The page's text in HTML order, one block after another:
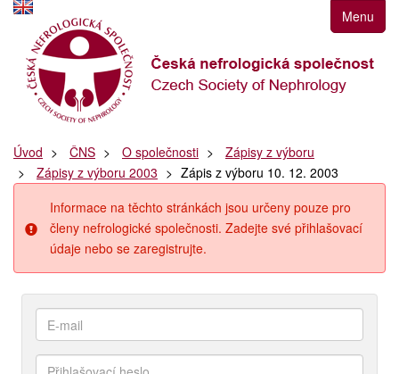
k
navigaci
Přejít
obsah
k
postrannímu
Klávesové
zkratky
Menu
Úvod ČNS O společnosti
Zápisy z výboru
Zápisy z výboru 2003
Zápis z výboru 10. 12. 2003
Informace na těchto stránkách jsou určeny pouze pro
členy nefrologické společnosti. Zadejte své přihlašovací
údaje nebo se zaregistrujte.